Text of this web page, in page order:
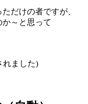
だけの者ですが、
～と思って
れました)